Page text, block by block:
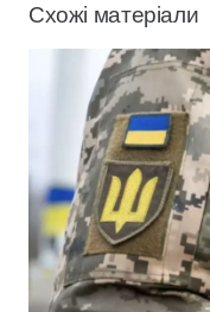
Схожі матеріали